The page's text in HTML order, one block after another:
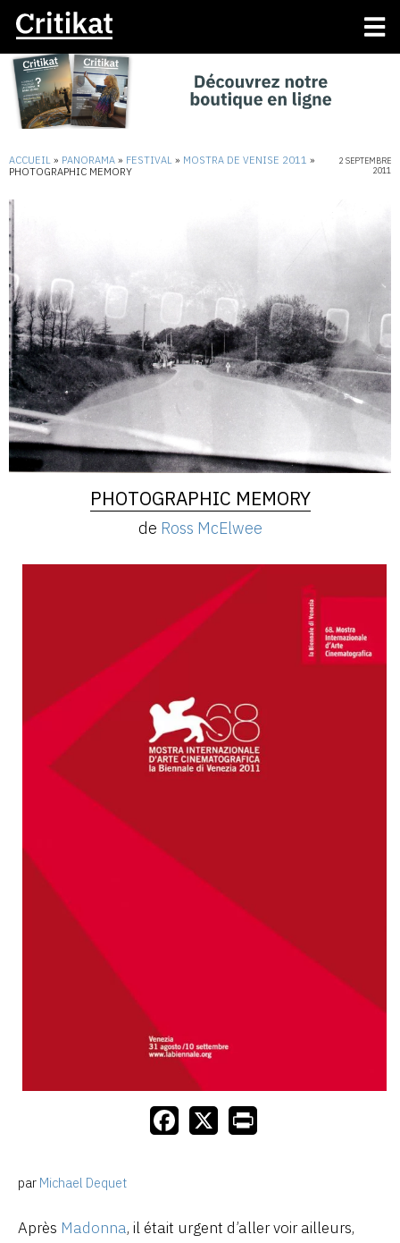
ACCUEIL » PANORAMA » FESTIVAL » MOSTRA DE VENISE 2011 »
PHOTOGRAPHIC MEMORY
2 SEPTEMBRE
2011
PHOTOGRAPHIC MEMORY
de Ross McElwee
par Michael Dequet
Après Madonna, il était urgent d’aller voir ailleurs,